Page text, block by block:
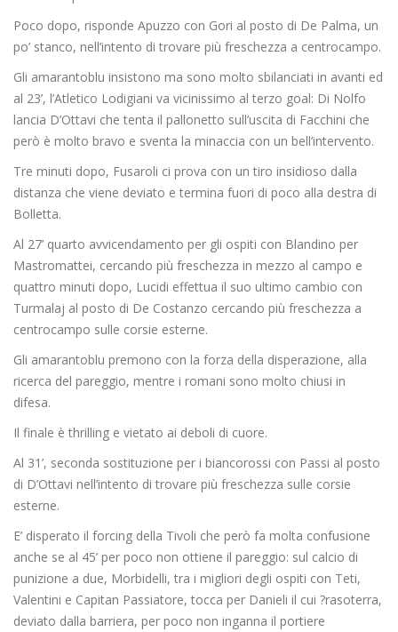
Poco dopo, risponde Apuzzo con Gori al posto di De Palma, un
po’ stanco, nell’intento di trovare più freschezza a centrocampo.
Gli amarantoblu insistono ma sono molto sbilanciati in avanti ed
al 23’, l’Atletico Lodigiani va vicinissimo al terzo goal: Di Nolfo
lancia D’Ottavi che tenta il pallonetto sull’uscita di Facchini che
però è molto bravo e sventa la minaccia con un bell’intervento.
Tre minuti dopo, Fusaroli ci prova con un tiro insidioso dalla
distanza che viene deviato e termina fuori di poco alla destra di
Bolletta.
Al 27’ quarto avvicendamento per gli ospiti con Blandino per
Mastromattei, cercando più freschezza in mezzo al campo e
quattro minuti dopo, Lucidi effettua il suo ultimo cambio con
Turmalaj al posto di De Costanzo cercando più freschezza a
centrocampo sulle corsie esterne.
Gli amarantoblu premono con la forza della disperazione, alla
ricerca del pareggio, mentre i romani sono molto chiusi in
difesa.
Il finale è thrilling e vietato ai deboli di cuore.
Al 31’, seconda sostituzione per i biancorossi con Passi al posto
di D’Ottavi nell’intento di trovare più freschezza sulle corsie
esterne.
E’ disperato il forcing della Tivoli che però fa molta confusione
anche se al 45’ per poco non ottiene il pareggio: sul calcio di
punizione a due, Morbidelli, tra i migliori degli ospiti con Teti,
Valentini e Capitan Passiatore, tocca per Danieli il cui ?rasoterra,
deviato dalla barriera, per poco non inganna il portiere